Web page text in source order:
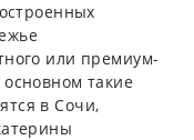
или премиум-
такие
в Сочи,